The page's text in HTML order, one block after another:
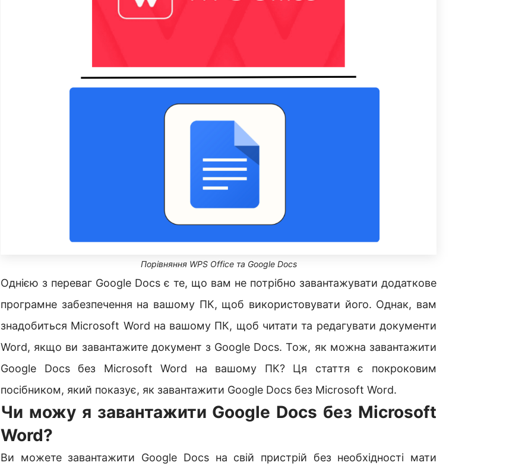
Порівняння WPS Office та Google Docs
Однією з переваг Google Docs є те, що вам не потрібно завантажувати додаткове
програмне забезпечення на вашому ПК, щоб використовувати його. Однак, вам
знадобиться Microsoft Word на вашому ПК, щоб читати та редагувати документи
Word, якщо ви завантажите документ з Google Docs. Тож, як можна завантажити
Google Docs без Microsoft Word на вашому ПК? Ця стаття є покроковим
посібником, який показує, як завантажити Google Docs без Microsoft Word.
Чи можу я завантажити Google Docs без Microsoft
Word?
Ви можете завантажити Google Docs на свій пристрій без необхідності мати